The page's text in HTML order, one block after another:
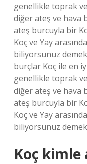
genellikle toprak
diğer ateş ve hava
ateş burcuyla bir
Koç ve Yay
biliyorsunuz
burçlar Koç ile en
genellikle toprak
diğer ateş ve hava
ateş burcuyla bir
Koç ve Yay
biliyorsunuz
Koç kimle